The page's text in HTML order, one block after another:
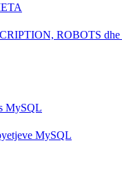
ROBOTS
MySQL
MySQL